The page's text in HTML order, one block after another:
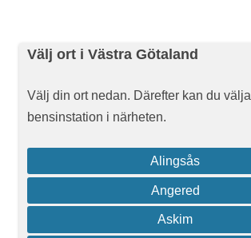
Välj ort i Västra Götaland
Välj din ort nedan. Därefter kan du välja
bensinstation i närheten.
Alingsås
Angered
Askim